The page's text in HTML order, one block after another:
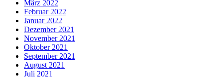
März 2022
Februar 2022
Januar 2022
Dezember 2021
November 2021
Oktober 2021
September 2021
August 2021
Juli 2021